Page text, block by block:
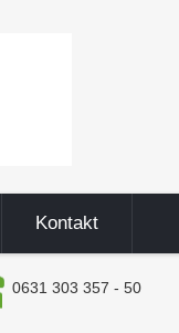
Kontakt
0631 303 357 - 50